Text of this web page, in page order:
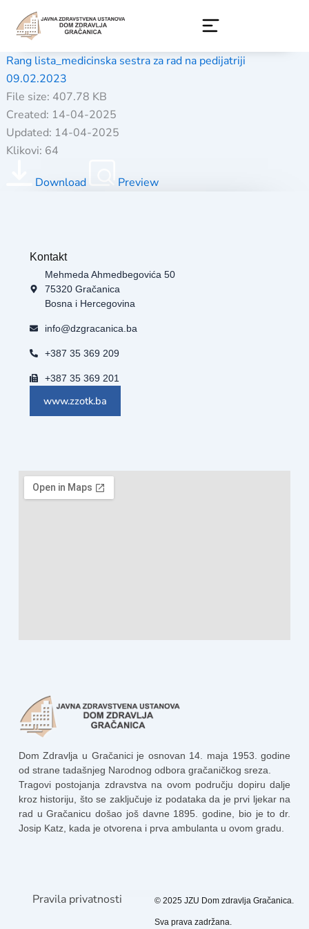
content
Rang lista_medicinska sestra za rad na pedijatriji
09.02.2023
File size: 407.78 KB
Created: 14-04-2025
Updated: 14-04-2025
Klikovi: 64
Download Preview
Dom Zdravlja u Gračanici je osnovan 14. maja 1953. godine
od strane tadašnjeg Narodnog odbora gračaničkog sreza.
Tragovi postojanja zdravstva na ovom području dopiru dalje
kroz historiju, što se zaključuje iz podataka da je prvi ljekar na
rad u Gračanicu došao još davne 1895. godine, bio je to dr.
Josip Katz, kada je otvorena i prva ambulanta u ovom gradu.
Kontakt
Mehmeda Ahmedbegovića 50
75320 Gračanica
Bosna i Hercegovina
info@dzgracanica.ba
+387 35 369 209
+387 35 369 201
www.zzotk.ba
Pravila privatnosti © 2025 JZU Dom zdravlja Gračanica.
Sva prava zadržana.